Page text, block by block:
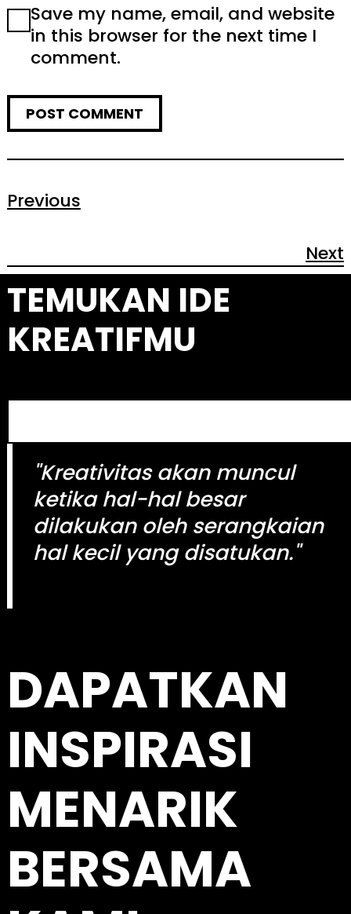
Save my name, email, and website
in this browser for the next time I
comment.
Previous
Next
TEMUKAN IDE
KREATIFMU
S
"Kreativitas akan muncul
ketika hal-hal besar
dilakukan oleh serangkaian
hal kecil yang disatukan."
DAPATKAN
INSPIRASI
MENARIK
BERSAMA